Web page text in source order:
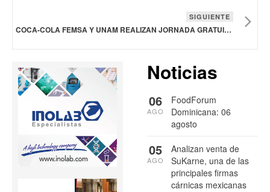
SIGUIENTE
COCA-COLA FEMSA Y UNAM REALIZAN JORNADA GRATUITA DE SALUD BUCAL EN MORELIA
Noticias
FoodForum
Dominicana: 06
agosto
06
AGO
Analizan venta de
SuKarne, una de las
principales firmas
cárnicas mexicanas
05
AGO